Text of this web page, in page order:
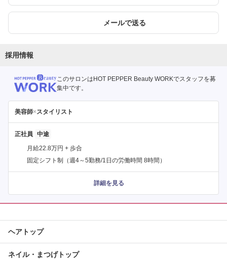
メールで送る
採用情報
このサロンはHOT PEPPER Beauty WORKでスタッフを募
集中です。
美容師×スタイリスト
正社員
月給22.8万円 + 歩合
固定シフト制（週4～5勤務/1日の労働時間 8時間）
詳細を見る
ヘアトップ
ネイル・まつげトップ